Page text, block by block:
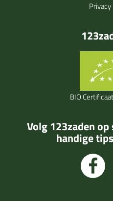
BIO
Volg 123zaden
handige